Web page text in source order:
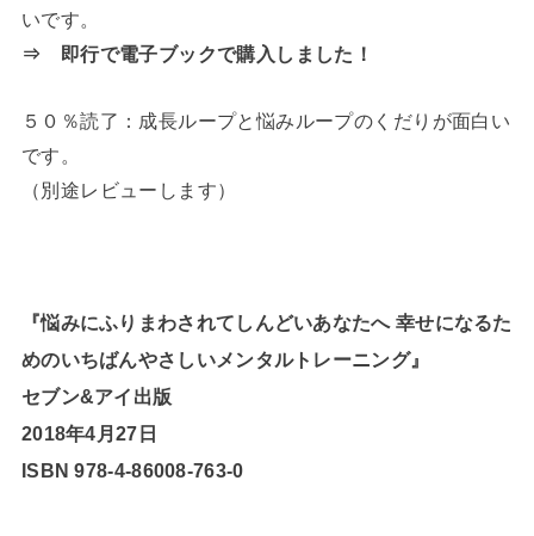
いです。
⇒ 即行で電子ブックで購入しました！
５０％読了：成長ループと悩みループのくだりが面白い
です。
（別途レビューします）
『悩みにふりまわされてしんどいあなたへ 幸せになるた
めのいちばんやさしいメンタルトレーニング』
セブン&アイ出版
2018年4月27日
ISBN 978-4-86008-763-0